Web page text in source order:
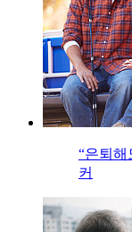
“은퇴해
커